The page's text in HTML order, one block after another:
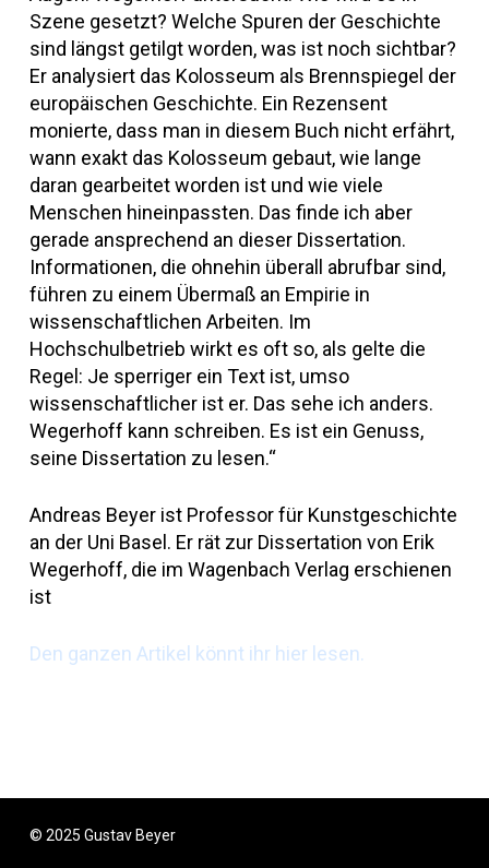
Szene gesetzt? Welche Spuren der Geschichte
sind längst getilgt worden, was ist noch sichtbar?
Er analysiert das Kolosseum als Brennspiegel der
europäischen Geschichte. Ein Rezensent
monierte, dass man in diesem Buch nicht erfährt,
wann exakt das Kolosseum gebaut, wie lange
daran gearbeitet worden ist und wie viele
Menschen hineinpassten. Das finde ich aber
gerade ansprechend an dieser Dissertation.
Informationen, die ohnehin überall abrufbar sind,
führen zu einem Übermaß an Empirie in
wissenschaftlichen Arbeiten. Im
Hochschulbetrieb wirkt es oft so, als gelte die
Regel: Je sperriger ein Text ist, umso
wissenschaftlicher ist er. Das sehe ich anders.
Wegerhoff kann schreiben. Es ist ein Genuss,
seine Dissertation zu lesen.“
Andreas Beyer ist Professor für Kunstgeschichte
an der Uni Basel. Er rät zur Dissertation von Erik
Wegerhoff, die im Wagenbach Verlag erschienen
ist
Den ganzen Artikel könnt ihr hier lesen.
© 2025 Gustav Beyer